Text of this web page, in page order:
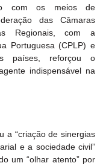
com os meios de
das Câmaras
Regionais, com a
Portuguesa (CPLP) e
países, reforçou o
indispensável na
a “criação de sinergias
e a sociedade civil”
um “olhar atento” por